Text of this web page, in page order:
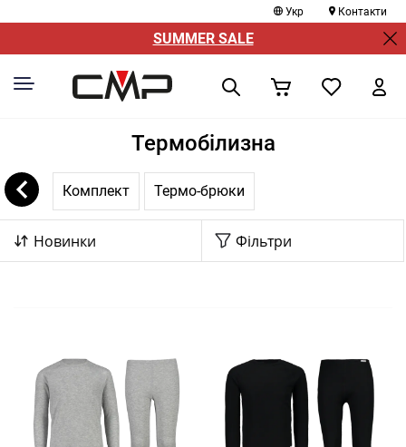
Укр Контакти
SUMMER SALE
Термобілизна
Комплект Термо-брюки
Новинки Фільтри